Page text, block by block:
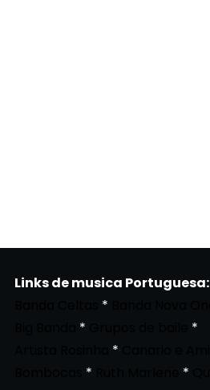
Links de musica Portuguesa:
*
*
*
*
* *